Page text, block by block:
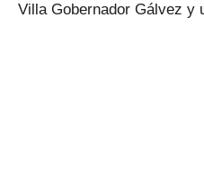
Villa Gobernador Gálvez y